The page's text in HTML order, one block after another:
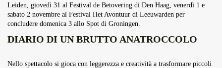
Leiden, giovedì 31 al Festival de Betovering di Den Haag, venerdì 1 e
sabato 2 novembre al Festival Het Avontuur di Leeuwarden per
concludere domenica 3 allo Spot di Groningen.
DIARIO DI UN BRUTTO ANATROCCOLO
Nello spettacolo si gioca con leggerezza e creatività a trasformare piccoli